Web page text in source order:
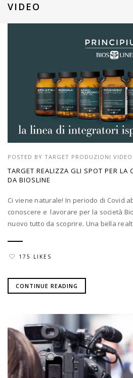
VIDEO
POSTED BY TARGET PRODUZIONI VIDEO
TARGET REALIZZA GLI SPOT PER LA
DA BIOSLINE
Ci viene naturale! In periodo di Covid
conoscere e lavorare per la società
nuovo tutto da scoprire. Una bella
175 LIKES
CONTINUE READING